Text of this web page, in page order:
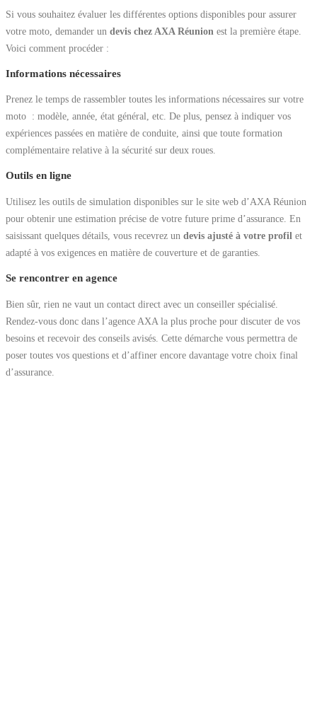
Si vous souhaitez évaluer les différentes options disponibles pour assurer
votre moto, demander un devis chez AXA Réunion est la première étape.
Voici comment procéder :
Informations nécessaires
Prenez le temps de rassembler toutes les informations nécessaires sur votre
moto : modèle, année, état général, etc. De plus, pensez à indiquer vos
expériences passées en matière de conduite, ainsi que toute formation
complémentaire relative à la sécurité sur deux roues.
Outils en ligne
Utilisez les outils de simulation disponibles sur le site web d’AXA Réunion
pour obtenir une estimation précise de votre future prime d’assurance. En
saisissant quelques détails, vous recevrez un devis ajusté à votre profil et
adapté à vos exigences en matière de couverture et de garanties.
Se rencontrer en agence
Bien sûr, rien ne vaut un contact direct avec un conseiller spécialisé.
Rendez-vous donc dans l’agence AXA la plus proche pour discuter de vos
besoins et recevoir des conseils avisés. Cette démarche vous permettra de
poser toutes vos questions et d’affiner encore davantage votre choix final
d’assurance.